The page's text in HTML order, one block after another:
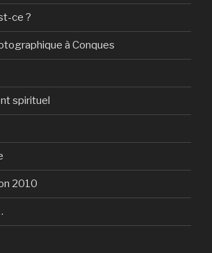
ce ?
à Conques
spirituel
2010